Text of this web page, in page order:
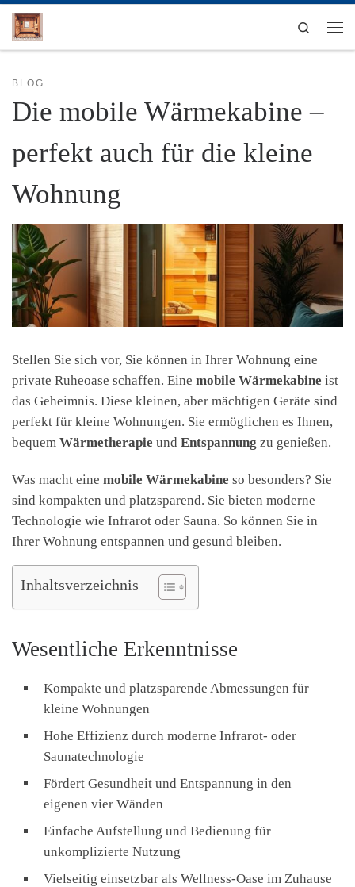
Zum Inhalt springen
Search
BLOG
Die mobile Wärmekabine –
perfekt auch für die kleine
Wohnung
Stellen Sie sich vor, Sie können in Ihrer Wohnung eine
private Ruheoase schaffen. Eine mobile Wärmekabine ist
das Geheimnis. Diese kleinen, aber mächtigen Geräte sind
perfekt für kleine Wohnungen. Sie ermöglichen es Ihnen,
bequem Wärmetherapie und Entspannung zu genießen.
Was macht eine mobile Wärmekabine so besonders? Sie
sind kompakten und platzsparend. Sie bieten moderne
Technologie wie Infrarot oder Sauna. So können Sie in
Ihrer Wohnung entspannen und gesund bleiben.
Inhaltsverzeichnis
Wesentliche Erkenntnisse
Kompakte und platzsparende Abmessungen für
kleine Wohnungen
Hohe Effizienz durch moderne Infrarot- oder
Saunatechnologie
Fördert Gesundheit und Entspannung in den
eigenen vier Wänden
Einfache Aufstellung und Bedienung für
unkomplizierte Nutzung
Vielseitig einsetzbar als Wellness-Oase im Zuhause